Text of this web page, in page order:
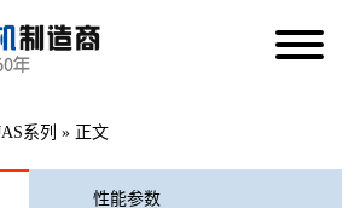
系列 » 正文
性能参数